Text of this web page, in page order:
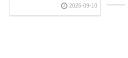
2025-09-10